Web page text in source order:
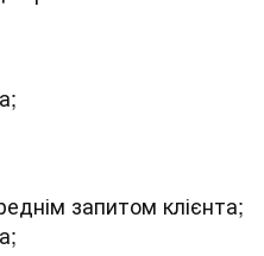
запитом клієнта;